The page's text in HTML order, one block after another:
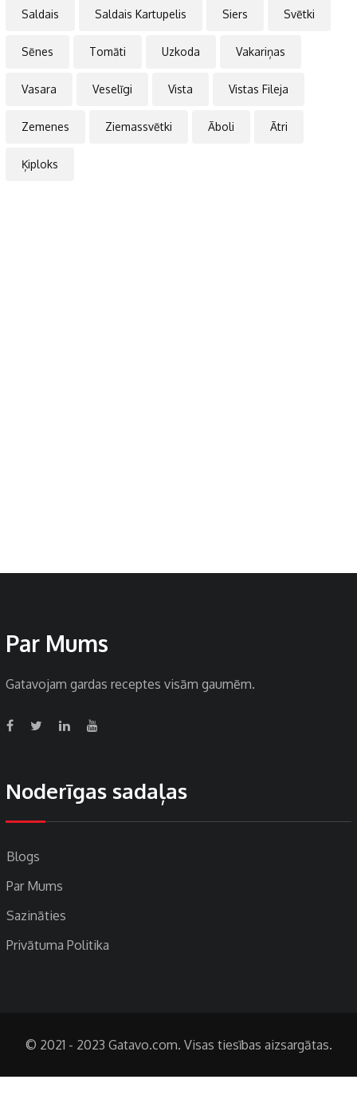
Saldais Saldais Kartupelis Siers Svētki
Sēnes Tomāti Uzkoda Vakariņas
Vasara Veselīgi Vista Vistas Fileja
Zemenes Ziemassvētki Āboli Ātri
Ķiploks
Par Mums
Gatavojam gardas receptes visām gaumēm.
Noderīgas sadaļas
Blogs
Par Mums
Sazināties
Privātuma Politika
© 2021 - 2023 Gatavo.com. Visas tiesības aizsargātas.